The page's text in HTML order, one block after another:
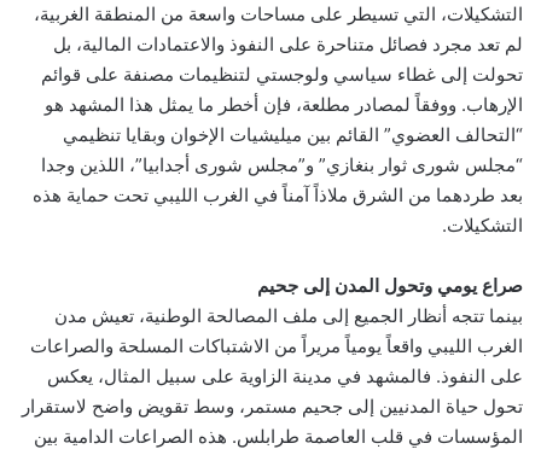
التشكيلات، التي تسيطر على مساحات واسعة من المنطقة الغربية،
لم تعد مجرد فصائل متناحرة على النفوذ والاعتمادات المالية، بل
تحولت إلى غطاء سياسي ولوجستي لتنظيمات مصنفة على قوائم
الإرهاب. ووفقاً لمصادر مطلعة، فإن أخطر ما يمثل هذا المشهد هو
“التحالف العضوي” القائم بين ميليشيات الإخوان وبقايا تنظيمي
“مجلس شورى ثوار بنغازي” و”مجلس شورى أجدابيا”، اللذين وجدا
بعد طردهما من الشرق ملاذاً آمناً في الغرب الليبي تحت حماية هذه
التشكيلات.
صراع يومي وتحول المدن إلى جحيم
بينما تتجه أنظار الجميع إلى ملف المصالحة الوطنية، تعيش مدن
الغرب الليبي واقعاً يومياً مريراً من الاشتباكات المسلحة والصراعات
على النفوذ. فالمشهد في مدينة الزاوية على سبيل المثال، يعكس
تحول حياة المدنيين إلى جحيم مستمر، وسط تقويض واضح لاستقرار
المؤسسات في قلب العاصمة طرابلس. هذه الصراعات الدامية بين